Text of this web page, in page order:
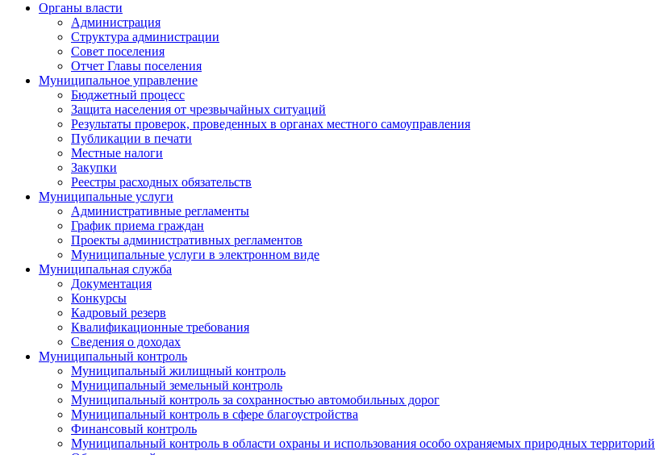
Органы власти
Администрация
Структура администрации
Совет поселения
Отчет Главы поселения
Муниципальное управление
Бюджетный процесс
Защита населения от чрезвычайных ситуаций
Результаты проверок, проведенных в органах местного самоуправления
Публикации в печати
Местные налоги
Закупки
Реестры расходных обязательств
Муниципальные услуги
Административные регламенты
График приема граждан
Проекты административных регламентов
Муниципальные услуги в электронном виде
Муниципальная служба
Документация
Конкурсы
Кадровый резерв
Квалификационные требования
Сведения о доходах
Муниципальный контроль
Муниципальный жилищный контроль
Муниципальный земельный контроль
Муниципальный контроль за сохранностью автомобильных дорог
Муниципальный контроль в сфере благоустройства
Финансовый контроль
Муниципальный контроль в области охраны и использования особо охраняемых природных территорий